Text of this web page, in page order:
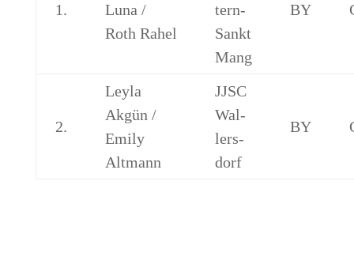
1.
Luna /
Roth Rahel
tern-
Sankt
Mang
BY
2.
Ley­la
Akgün /
Emi­ly
Altmann
JJSC
Wal­
lers­
dorf
BY